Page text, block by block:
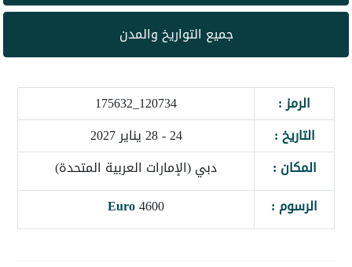
جميع التواريخ والمدن
الرمز :
120734_175632
التاريخ :
24 - 28 يناير 2027
المكان :
دبي (الإمارات العربية المتحدة)
الرسوم :
4600
Euro